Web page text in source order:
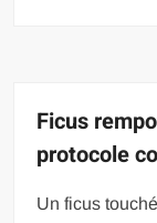
Ficus
protocole
Un ficus